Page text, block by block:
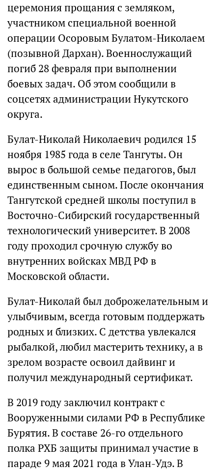
церемония прощания с земляком,
участником специальной военной
операции Осоровым Булатом-Николаем
(позывной Дархан). Военнослужащий
погиб 28 февраля при выполнении
боевых задач. Об этом сообщили в
соцсетях администрации Нукутского
округа.
Булат-Николай Николаевич родился 15
ноября 1985 года в селе Тангуты. Он
вырос в большой семье педагогов, был
единственным сыном. После окончания
Тангутской средней школы поступил в
Восточно-Сибирский государственный
технологический университет. В 2008
году проходил срочную службу во
внутренних войсках МВД РФ в
Московской области.
Булат-Николай был доброжелательным и
улыбчивым, всегда готовым поддержать
родных и близких. С детства увлекался
рыбалкой, любил мастерить технику, а в
зрелом возрасте освоил дайвинг и
получил международный сертификат.
В 2019 году заключил контракт с
Вооруженными силами РФ в Республике
Бурятия. В составе 26-го отдельного
полка РХБ защиты принимал участие в
параде 9 мая 2021 года в Улан-Удэ. В